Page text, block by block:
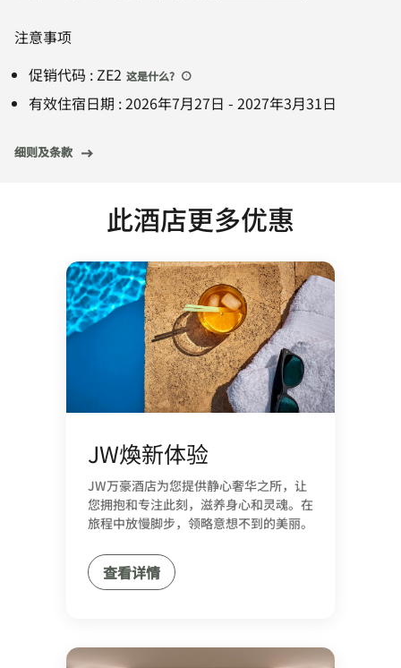
注意事项
促销代码 :ZE2 这是什么?
有效住宿日期 :2026年7月27日 - 2027年3月31日
细则及条款
此酒店更多优惠
JW煥新体验
JW万豪酒店为您提供静心奢华之所，让
您拥抱和专注此刻，滋养身心和灵魂。在
旅程中放慢脚步，领略意想不到的美丽。
查看详情